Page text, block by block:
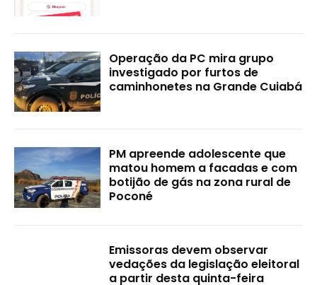
Operação da PC mira grupo
investigado por furtos de
caminhonetes na Grande Cuiabá
PM apreende adolescente que
matou homem a facadas e com
botijão de gás na zona rural de
Poconé
Emissoras devem observar
vedações da legislação eleitoral
a partir desta quinta-feira